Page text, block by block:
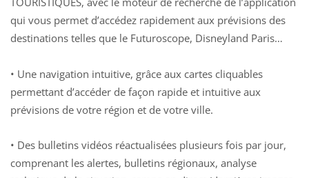
qui vous permet d’accédez rapidement aux prévisions des
destinations telles que le Futuroscope, Disneyland Paris…
• Une navigation intuitive, grâce aux cartes cliquables
permettant d’accéder de façon rapide et intuitive aux
prévisions de votre région et de votre ville.
• Des bulletins vidéos réactualisées plusieurs fois par jour,
comprenant les alertes, bulletins régionaux, analyse